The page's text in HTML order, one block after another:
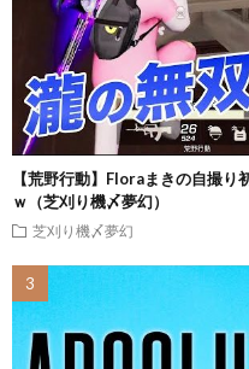
【荒野行動】Floraまきの自撮
ｗ（芝刈り機〆夢幻）
芝刈り機〆夢幻